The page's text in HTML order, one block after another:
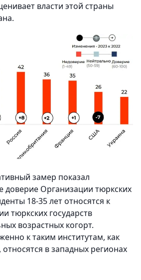
власти этой страны
замер показал
доверие Организации тюркских
18-35 лет относятся к
тюркских государств
возрастных когорт.
к таким институтам, как
в западных регионах